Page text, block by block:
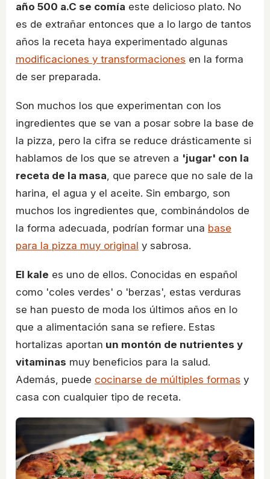
año 500 a.C se comía este delicioso plato. No
es de extrañar entonces que a lo largo de tantos
años la receta haya experimentado algunas
modificaciones y transformaciones en la forma
de ser preparada.
Son muchos los que experimentan con los
ingredientes que se van a posar sobre la base de
la pizza, pero la cifra se reduce drásticamente si
hablamos de los que se atreven a 'jugar' con la
receta de la masa, que parece que no sale de la
harina, el agua y el aceite. Sin embargo, son
muchos los ingredientes que, combinándolos de
la forma adecuada, podrían formar una base
para la pizza muy original y sabrosa.
El kale es uno de ellos. Conocidas en español
como 'coles verdes' o 'berzas', estas verduras
se han puesto de moda los últimos años en lo
que a alimentación sana se refiere. Estas
hortalizas aportan un montón de nutrientes y
vitaminas muy beneficios para la salud.
Además, puede cocinarse de múltiples formas y
casa con cualquier tipo de receta.